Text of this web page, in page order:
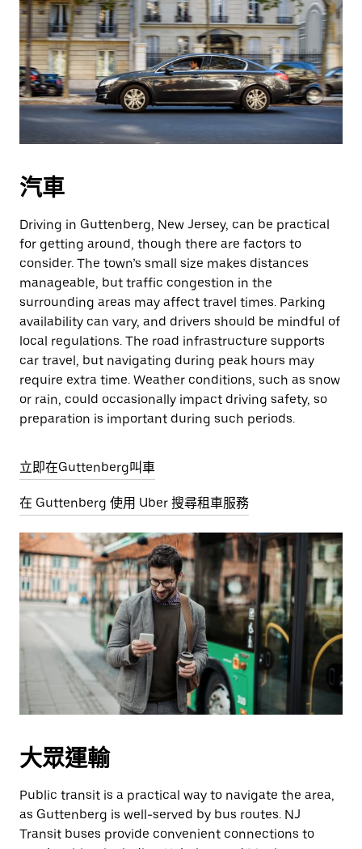
汽車
Driving in Guttenberg, New Jersey, can be practical
for getting around, though there are factors to
consider. The town’s small size makes distances
manageable, but traffic congestion in the
surrounding areas may affect travel times. Parking
availability can vary, and drivers should be mindful of
local regulations. The road infrastructure supports
car travel, but navigating during peak hours may
require extra time. Weather conditions, such as snow
or rain, could occasionally impact driving safety, so
preparation is important during such periods.
立即在Guttenberg叫車
在 Guttenberg 使用 Uber 搜尋租車服務
大眾運輸
Public transit is a practical way to navigate the area,
as Guttenberg is well-served by bus routes. NJ
Transit buses provide convenient connections to